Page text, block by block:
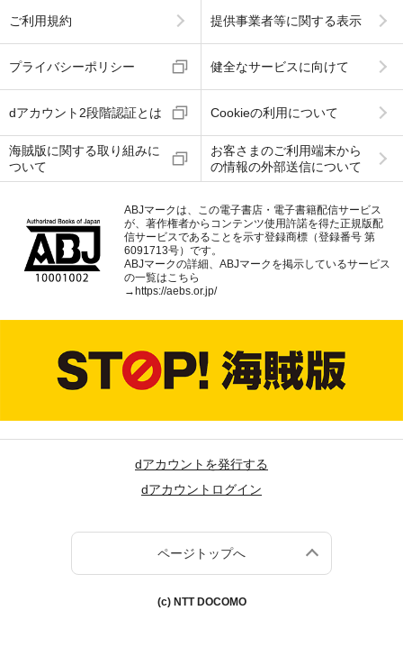
ご利用規約 提供事業者等に関する表示
プライバシーポリシー 健全なサービスに向けて
dアカウント2段階認証とは Cookieの利用について
海賊版に関する取り組みに
ついて
お客さまのご利用端末から
の情報の外部送信について
ABJマークは、この電子書店・電子書籍配信サービス
が、著作権者からコンテンツ使用許諾を得た正規版配
信サービスであることを示す登録商標（登録番号 第
6091713号）です。
ABJマークの詳細、ABJマークを掲示しているサービス
の一覧はこちら
→https://aebs.or.jp/
dアカウントを発行する
dアカウントログイン
ページトップへ
(c) NTT DOCOMO